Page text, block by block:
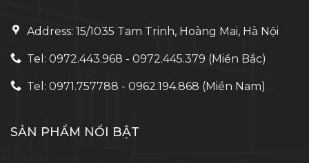
Address: 15/1035 Tam Trinh, Hoàng Mai, Hà Nội
Tel: 0972.443.968 - 0972.445.379 (Miền Bắc)
Tel: 0971.757788 - 0962.194.868 (Miền Nam)
SẢN PHẨM NỔI BẬT